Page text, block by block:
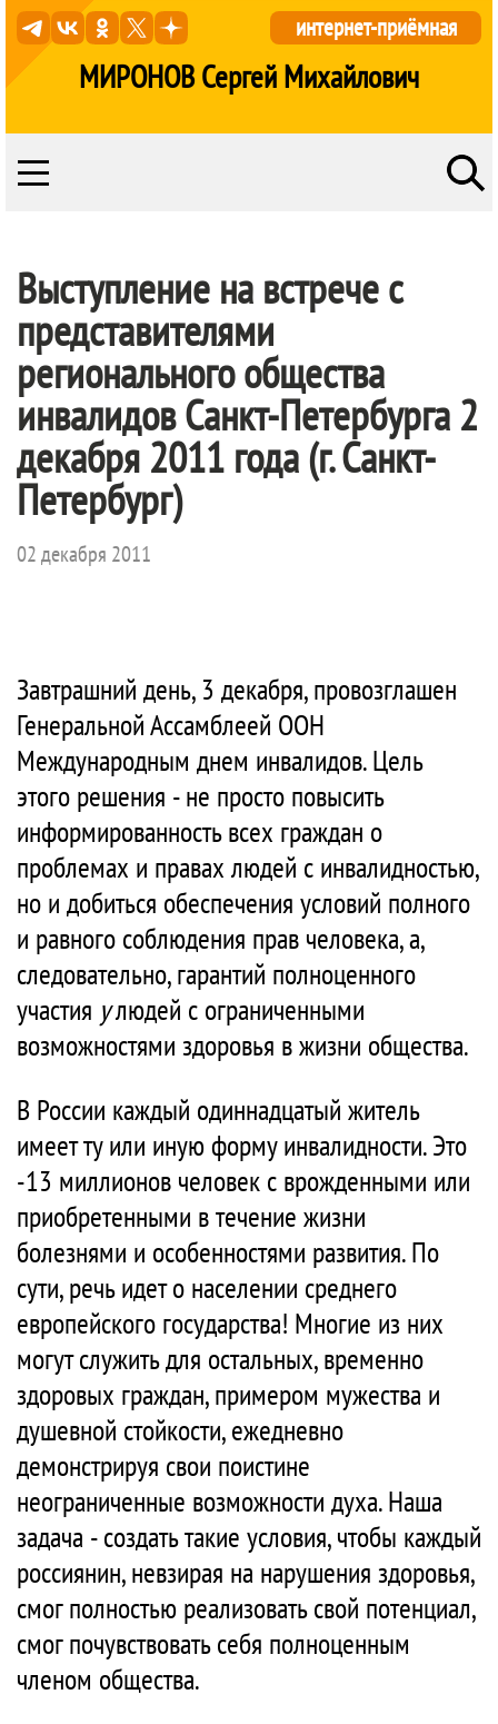
МИРОНОВ Сергей Михайлович
интернет-приёмная
Выступление на встрече с
представителями
регионального общества
инвалидов Санкт-Петербурга 2
декабря 2011 года (г. Санкт-
Петербург)
02 декабря 2011
Завтрашний день, 3 декабря, провозглашен
Генеральной Ассамблеей ООН
Международным днем инвалидов. Цель
этого решения - не просто повысить
информированность всех граждан о
проблемах и правах людей с инвалидностью,
но и добиться обеспечения условий полного
и равного соблюдения прав человека, а,
следовательно, гарантий полноценного
участия улюдей с ограниченными
возможностями здоровья в жизни общества.
В России каждый одиннадцатый житель
имеет ту или иную форму инвалидности. Это
-13 миллионов человек с врожденными или
приобретенными в течение жизни
болезнями и особенностями развития. По
сути, речь идет о населении среднего
европейского государства! Многие из них
могут служить для остальных, временно
здоровых граждан, примером мужества и
душевной стойкости, ежедневно
демонстрируя свои поистине
неограниченные возможности духа. Наша
задача - создать такие условия, чтобы каждый
россиянин, невзирая на нарушения здоровья,
смог полностью реализовать свой потенциал,
смог почувствовать себя полноценным
членом общества.